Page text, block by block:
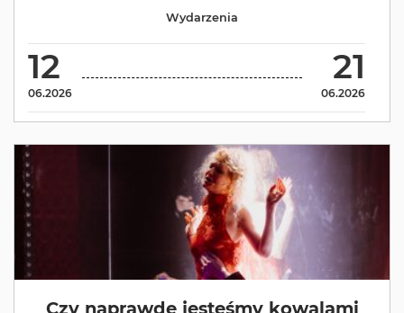
12
06.2026
21
06.2026
Wydarzenia
Czy naprawdę jesteśmy kowalami